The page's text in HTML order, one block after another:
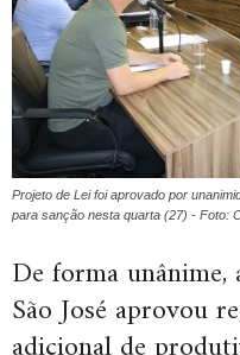
Projeto de Lei foi aprovado por
para sanção nesta quarta (27) - Foto:
De forma
São José aprovou